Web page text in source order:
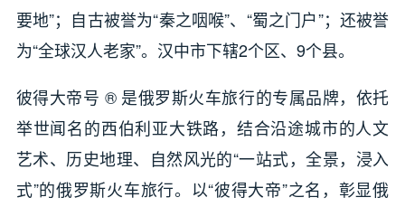
要地”；自古被誉为“秦之咽喉”、“蜀之门户”；还被誉
为“全球汉人老家”。汉中市下辖2个区、9个县。
彼得大帝号 ® 是俄罗斯火车旅行的专属品牌，依托
举世闻名的西伯利亚大铁路，结合沿途城市的人文
艺术、历史地理、自然风光的“一站式，全景，浸入
式”的俄罗斯火车旅行。以“彼得大帝”之名，彰显俄